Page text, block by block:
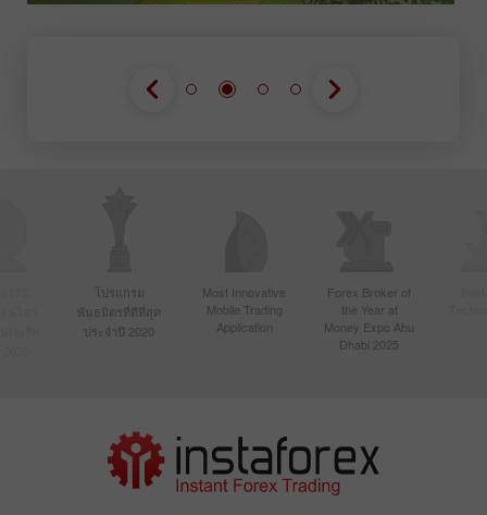
โปรแกรม
พันธมิตรที่ดีที่สุด
ประจำปี 2020
Most Innovative
Mobile Trading
Application
Forex Broker of
the Year at
Money Expo Abu
Dhabi 2025